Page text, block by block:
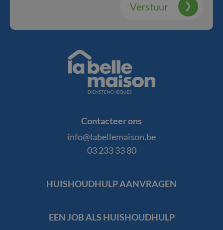
Verstuur
Maison
Contacteer ons
info@labellemaison.be
03 233 33 80
FooterHUISHOUDHULP AANVRAGEN
EEN JOB ALS HUISHOUDHULP